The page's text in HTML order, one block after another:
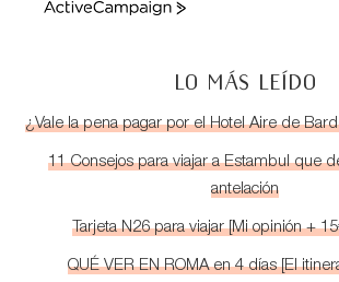
ActiveCampaign
LO MÁS LEÍDO
¿Vale la pena pagar por el Hotel Aire de
11 Consejos para viajar a Estambul que
antelación
Tarjeta N26 para viajar [Mi opinión +
QUÉ VER EN ROMA en 4 días [El